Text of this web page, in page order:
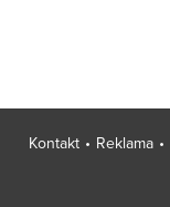
Kontakt Reklama